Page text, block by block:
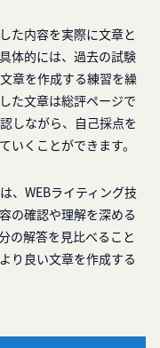
た内容を実際に文章と
体的には、過去の試験
章を作成する練習を繰
た文章は総評ページで
しながら、自己採点を
いくことができます。
、WEBライティング技
の確認や理解を深める
の解答を見比べること
り良い文章を作成する